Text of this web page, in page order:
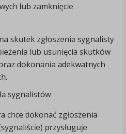
lub zamknięcie
skutek zgłoszenia sygnalisty
lub usunięcia skutków
dokonania adekwatnych
sygnalistów
chce dokonać zgłoszenia
przysługuje